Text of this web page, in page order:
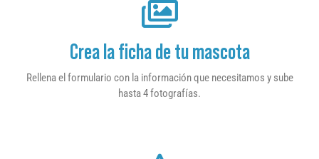
Crea la ficha de tu mascota
Rellena el formulario con la información que necesitamos y sube
hasta 4 fotografías.